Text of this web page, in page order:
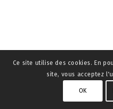
Ce site utilise des cookies. En
site, vous acceptez
OK